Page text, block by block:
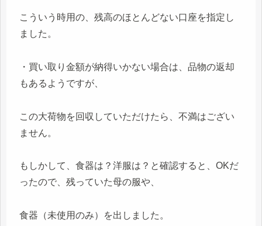
こういう時用の、残高のほとんどない口座を指定し
ました。
・買い取り金額が納得いかない場合は、品物の返却
もあるようですが、
この大荷物を回収していただけたら、不満はござい
ません。
もしかして、食器は？洋服は？と確認すると、OKだ
ったので、残っていた母の服や、
食器（未使用のみ）を出しました。